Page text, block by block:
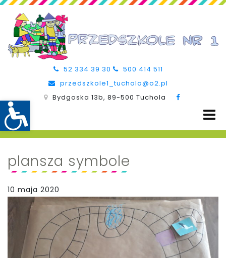
52 334 39 30
500 414 511
przedszkole1_tuchola@o2.pl
Bydgoska 13b, 89-500 Tuchola
plansza symbole
10 maja 2020